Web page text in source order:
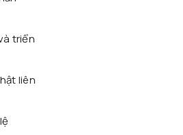
triển
liên